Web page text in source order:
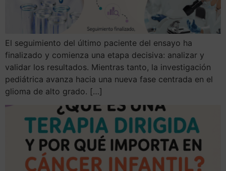
El seguimiento del último paciente del ensayo ha
finalizado y comienza una etapa decisiva: analizar y
validar los resultados. Mientras tanto, la investigación
pediátrica avanza hacia una nueva fase centrada en el
glioma de alto grado. […]